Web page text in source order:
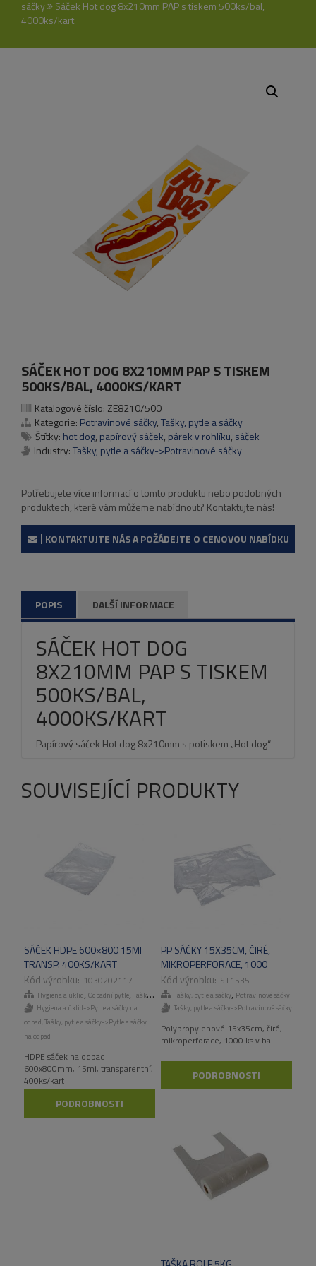
sáčky
Sáček Hot dog 8x210mm PAP s tiskem 500ks/bal,
4000ks/kart
SÁČEK HOT DOG 8X210MM PAP S TISKEM
500KS/BAL, 4000KS/KART
Katalogové číslo: ZE8210/500
Kategorie: Potravinové sáčky,Tašky, pytle a sáčky
Štítky: hot dog, papírový sáček, párek v rohlíku, sáček
Industry:Tašky, pytle a sáčky->Potravinové sáčky
Potřebujete více informací o tomto produktu nebo podobných
produktech, které vám můžeme nabídnout? Kontaktujte nás!
KONTAKTUJTE NÁS A POŽÁDEJTE O CENOVOU NABÍDKU
POPIS DALŠÍ INFORMACE
SÁČEK HOT DOG
8X210MM PAP S TISKEM
500KS/BAL,
4000KS/KART
Papírový sáček Hot dog 8x210mm s potiskem „Hot dog“
SOUVISEJÍCÍ PRODUKTY
SÁČEK HDPE 600×800 15MI
TRANSP. 400KS/KART
1030202117
Hygiena a úklid, Odpadní pytle, Tašky, pytle a sáčky , Odpadní pytle
Hygiena a úklid->Pytle a sáčky na
odpad Tašky, pytle a sáčky->Pytle a sáčky
na odpad
HDPE sáček na odpad
600x800mm, 15mi, transparentní,
400ks/kart
PODROBNOSTI
PP SÁČKY 15X35CM, ČIRÉ,
MIKROPERFORACE, 1000
KS/BAL.
ST1535
Tašky, pytle a sáčky, Potravinové sáčky
Tašky, pytle a sáčky->Potravinové sáčky
Polypropylenové 15x35cm, čiré,
mikroperforace, 1000 ks v bal.
PODROBNOSTI